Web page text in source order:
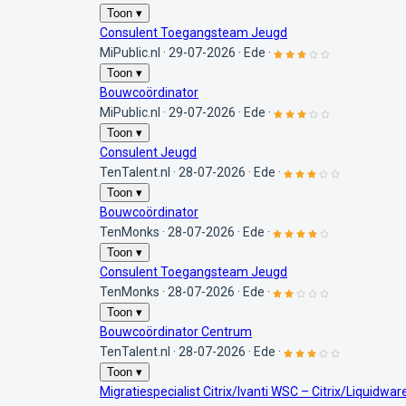
Toon ▾
Consulent Toegangsteam Jeugd
MiPublic.nl · 29-07-2026 · Ede ·
Toon ▾
Bouwcoördinator
MiPublic.nl · 29-07-2026 · Ede ·
Toon ▾
Consulent Jeugd
TenTalent.nl · 28-07-2026 · Ede ·
Toon ▾
Bouwcoördinator
TenMonks · 28-07-2026 · Ede ·
Toon ▾
Consulent Toegangsteam Jeugd
TenMonks · 28-07-2026 · Ede ·
Toon ▾
Bouwcoördinator Centrum
TenTalent.nl · 28-07-2026 · Ede ·
Toon ▾
Migratiespecialist Citrix/Ivanti WSC – Citrix/